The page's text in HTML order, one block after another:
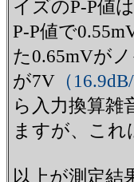
イズのP-P値
P-P値で
た0.65mVが
が7V （
ら入力換算雑
ますが、こ
以上が測定結